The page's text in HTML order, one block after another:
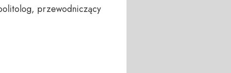
przewodniczący